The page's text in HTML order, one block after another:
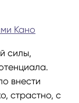
Кано
силы,
внести
страстно, с